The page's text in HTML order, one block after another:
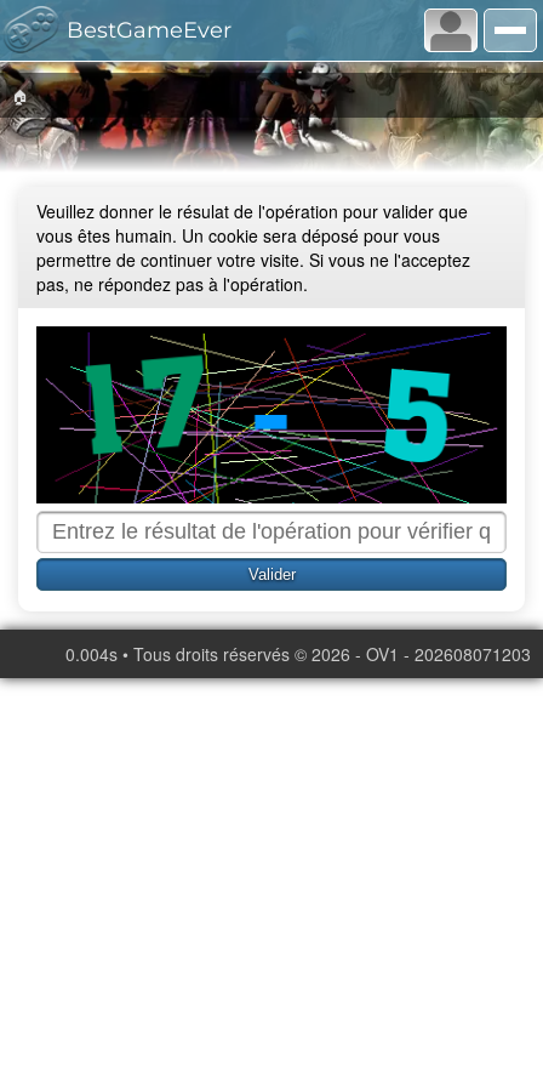
BestGameEver
🏠
Veuillez donner le résulat de l'opération pour valider que
vous êtes humain. Un cookie sera déposé pour vous
permettre de continuer votre visite. Si vous ne l'acceptez
pas, ne répondez pas à l'opération.
0.004s • Tous droits réservés © 2026 - OV1 - 202608071203